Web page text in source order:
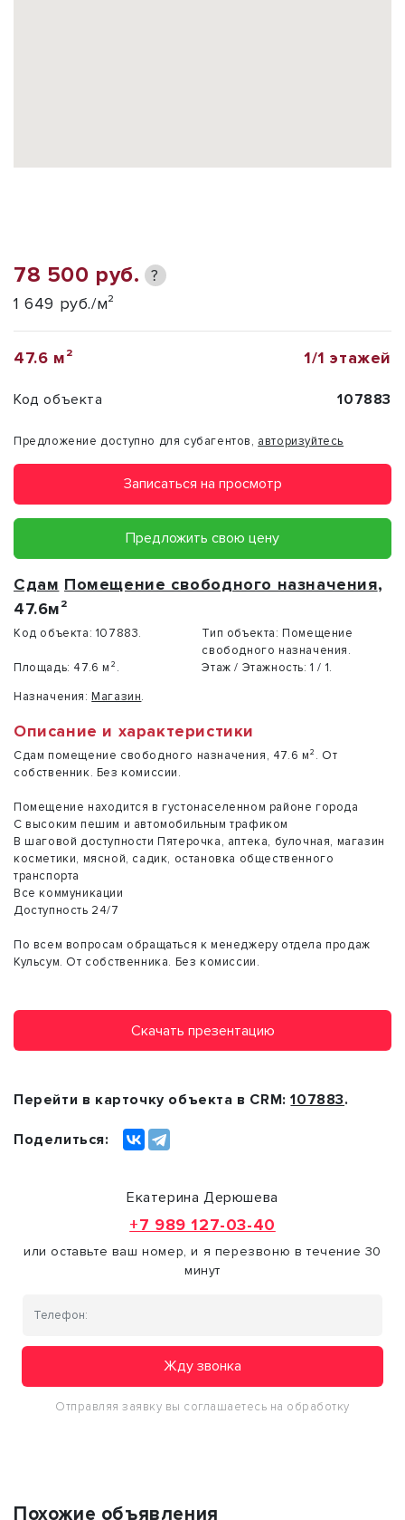
78 500 руб. ?
1 649 руб./м²
47.6 м² 1/1 этажей
Код объекта 107883
Предложение доступно для субагентов, авторизуйтесь
Записаться на просмотр
Предложить свою цену
Сдам Помещение свободного назначения,
47.6м²
Код объекта: 107883. Тип объекта: Помещение
свободного назначения.
Площадь: 47.6 м². Этаж / Этажность: 1 / 1.
Назначения: Магазин.
Описание и характеристики
Сдам помещение свободного назначения, 47.6 м². От
собственник. Без комиссии.
Помещение находится в густонаселенном районе города
С высоким пешим и автомобильным трафиком
В шаговой доступности Пятерочка, аптека, булочная, магазин
косметики, мясной, садик, остановка общественного
транспорта
Все коммуникации
Доступность 24/7
По всем вопросам обращаться к менеджеру отдела продаж
Кульсум. От собственника. Без комиссии.
Скачать презентацию
Перейти в карточку объекта в CRM:107883.
Поделиться:
Екатерина Дерюшева
+7 989 127-03-40
или оставьте ваш номер, и я перезвоню в течение 30
минут
Жду звонка
Отправляя заявку вы соглашаетесь на обработку
Похожие объявления